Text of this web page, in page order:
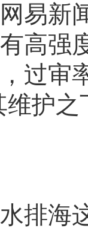
易新
高强
过审
维护
排海